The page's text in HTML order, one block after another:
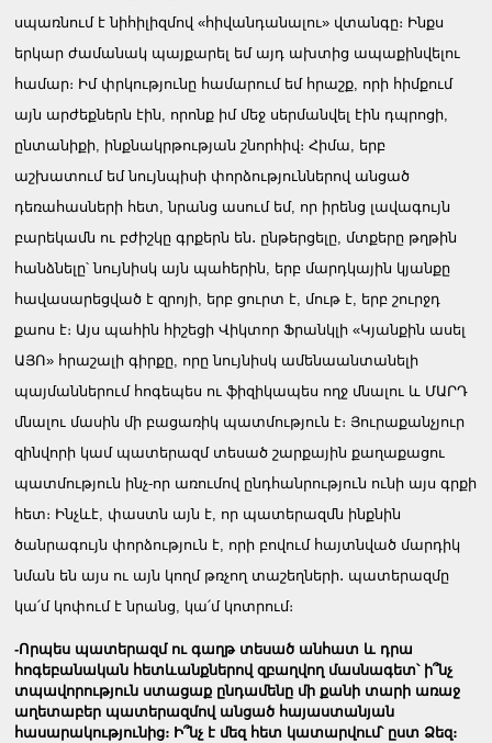
սպառնում է նիհիլիզմով «հիվանդանալու» վտանգը։ Ինքս
երկար ժամանակ պայքարել եմ այդ ախտից ապաքինվելու
համար։ Իմ փրկությունը համարում եմ հրաշք, որի հիմքում
այն արժեքներն էին, որոնք իմ մեջ սերմանվել էին դպրոցի,
ընտանիքի, ինքնակրթության շնորհիվ։ Հիմա, երբ
աշխատում եմ նույնպիսի փորձություններով անցած
դեռահասների հետ, նրանց ասում եմ, որ իրենց լավագույն
բարեկամն ու բժիշկը գրքերն են․ ընթերցելը, մտքերը թղթին
հանձնելը՝ նույնիսկ այն պահերին, երբ մարդկային կյանքը
հավասարեցված է զրոյի, երբ ցուրտ է, մութ է, երբ շուրջդ
քաոս է։ Այս պահին հիշեցի Վիկտոր Ֆրանկլի «Կյանքին ասել
ԱՅՈ» հրաշալի գիրքը, որը նույնիսկ ամենաանտանելի
պայմաններում հոգեպես ու ֆիզիկապես ողջ մնալու և ՄԱՐԴ
մնալու մասին մի բացառիկ պատմություն է։ Յուրաքանչյուր
զինվորի կամ պատերազմ տեսած շարքային քաղաքացու
պատմություն ինչ-որ առումով ընդհանրություն ունի այս գրքի
հետ։ Ինչևէ, փաստն այն է, որ պատերազմն ինքնին
ծանրագույն փորձություն է, որի բովում հայտնված մարդիկ
նման են այս ու այն կողմ թռչող տաշեղների․ պատերազմը
կա՛մ կոփում է նրանց, կա՛մ կոտրում։
-Որպես պատերազմ ու գաղթ տեսած անհատ և դրա
հոգեբանական հետևանքներով զբաղվող մասնագետ՝ ի՞նչ
տպավորություն ստացաք ընդամենը մի քանի տարի առաջ
աղետաբեր պատերազմով անցած հայաստանյան
հասարակությունից։ Ի՞նչ է մեզ հետ կատարվում՝ ըստ Ձեզ։